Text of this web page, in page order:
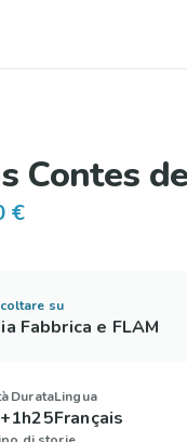
Contes
€
su
Fabbrica e FLAM
Durata
1h25
Lingua
Français